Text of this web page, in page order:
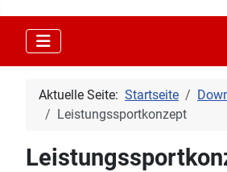
Aktuelle Seite: Startseite
Leistungssportkonzept